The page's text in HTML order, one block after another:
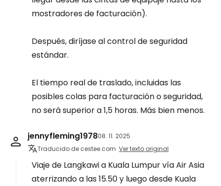
mostradores de facturación).
Después, diríjase al control de seguridad
estándar.
El tiempo real de traslado, incluidas las
posibles colas para facturación o seguridad,
no será superior a 1,5 horas. Más bien menos.
jennyfleming197808. 11. 2025
Traducido de cestee.com Ver texto original
Viaje de Langkawi a Kuala Lumpur vía Air Asia
aterrizando a las 15.50 y luego desde Kuala